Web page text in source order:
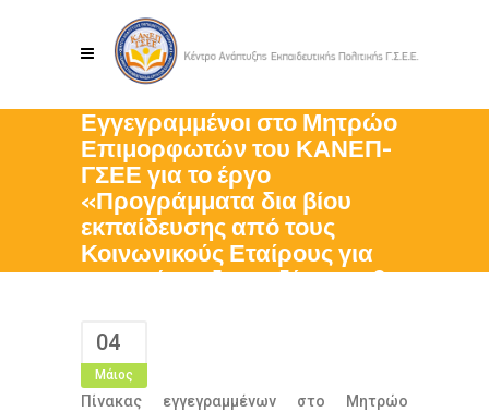
Εγγεγραμμένοι στο Μητρώο
Επιμορφωτών του ΚΑΝΕΠ-
ΓΣΕΕ για το έργο
«Προγράμματα δια βίου
εκπαίδευσης από τους
Κοινωνικούς Εταίρους για
την ανάπτυξη οριζόντιων &
04
Μάιος
Πίνακας εγγεγραμμένων στο Μητρώο